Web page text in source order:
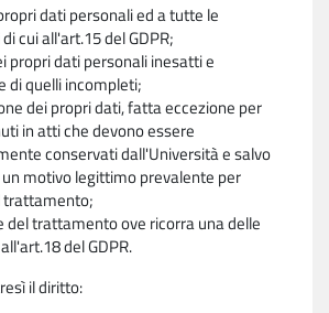
dati personali ed a tutte le
cui all'art.15 del GDPR;
propri dati personali inesatti e
di quelli incompleti;
dei propri dati, fatta eccezione per
in atti che devono essere
conservati dall'Università e salvo
motivo legittimo prevalente per
trattamento;
del trattamento ove ricorra una delle
del GDPR.
il diritto: